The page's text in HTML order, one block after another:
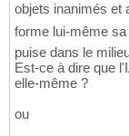
objets inanimés et
forme lui-même sa
puise dans le
Est-ce à dire que
elle-même ?
ou